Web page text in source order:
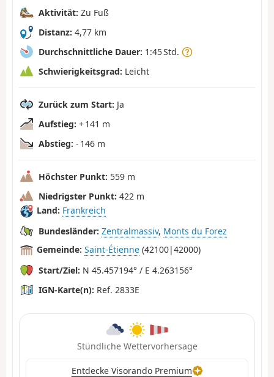
Aktivität: Zu Fuß
Distanz: 4,77 km
Durchschnittliche Dauer: 1:45 Std.
Schwierigkeitsgrad: Leicht
Zurück zum Start: Ja
Aufstieg: + 141 m
Abstieg: - 146 m
Höchster Punkt: 559 m
Niedrigster Punkt: 422 m
Land: Frankreich
Bundesländer: Zentralmassiv, Monts du Forez
Gemeinde: Saint-Étienne (42100|42000)
Start/Ziel: N 45.457194° / E 4.263156°
IGN-Karte(n): Ref. 2833E
Stündliche Wettervorhersage
Entdecke Visorando Premium